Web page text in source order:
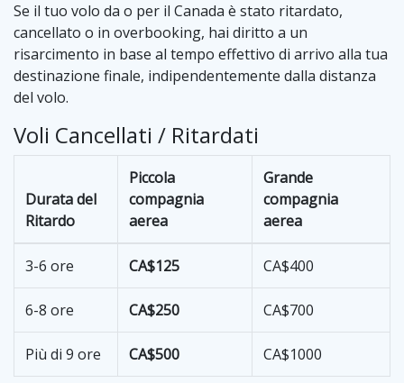
Se il tuo volo da o per il Canada è stato ritardato,
cancellato o in overbooking, hai diritto a un
risarcimento in base al tempo effettivo di arrivo alla tua
destinazione finale, indipendentemente dalla distanza
del volo.
Voli Cancellati / Ritardati
Durata del
Ritardo
Piccola
compagnia
aerea
Grande
compagnia
aerea
3-6 ore CA$125 CA$400
6-8 ore CA$250 CA$700
Più di 9 ore CA$500 CA$1000